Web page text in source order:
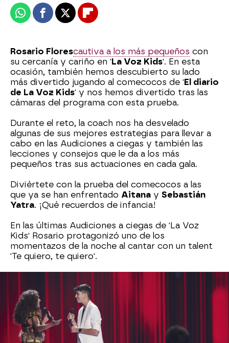
WhatsappFacebook
X Flipboard
Rosario Florescautiva a los más pequeños con
su cercanía y cariño en ' La Voz Kids'. En esta
ocasión, también hemos descubierto su lado
más divertido jugando al comecocos de ' El diario
de La Voz Kids' y nos hemos divertido tras las
cámaras del programa con esta prueba.
Durante el reto, la coach nos ha desvelado
algunas de sus mejores estrategias para llevar a
cabo en las Audiciones a ciegas y también las
lecciones y consejos que le da a los más
pequeños tras sus actuaciones en cada gala.
Diviértete con la prueba del comecocos a las
que ya se han enfrentado Aitana y Sebastián
Yatra. ¡Qué recuerdos de infancia!
En las últimas Audiciones a ciegas de 'La Voz
Kids' Rosario protagonizó uno de los
momentazos de la noche al cantar con un talent
'Te quiero, te quiero'.
Los dos juntos crearon magia en el escenario y
nos enamoraron a todos con esta canción tan
bonita. A pesar de que el talent no se fue con
ella, Rosario no lo dudó ni un segundo cuando se
lo pidio.